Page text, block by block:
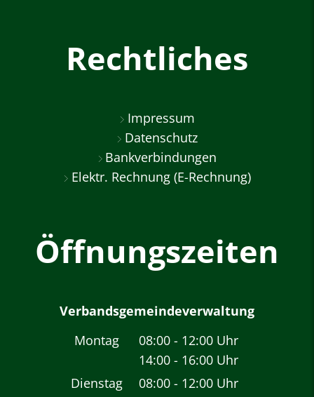
Rechtliches
Impressum
Datenschutz
Bankverbindungen
Elektr. Rechnung (E-Rechnung)
Öffnungszeiten
Verbandsgemeindeverwaltung
Montag
08:00 - 12:00 Uhr
Von 08:00 bis 12:00
14:00 - 16:00 Uhr
Von 14:00 bis 16:00
Dienstag 08:00 - 12:00 Uhr